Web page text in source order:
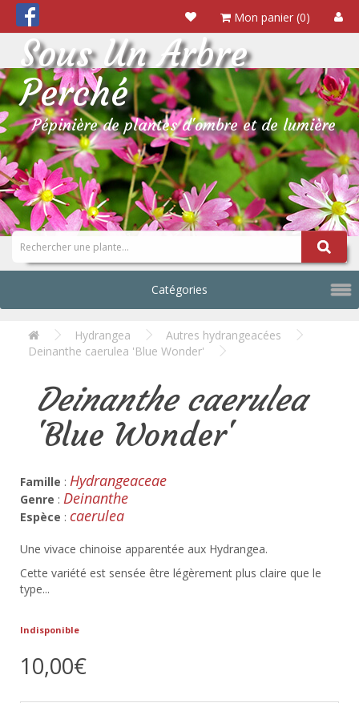
Mon panier (0)
Sous Un Arbre
Perché
Pépinière de plantes d'ombre et de lumière
Catégories
Hydrangea
Autres hydrangeacées
Deinanthe caerulea 'Blue Wonder'
Deinanthe caerulea
'Blue Wonder'
Famille : Hydrangeaceae
Genre : Deinanthe
Espèce : caerulea
Une vivace chinoise apparentée aux Hydrangea.
Cette variété est sensée être légèrement plus claire que le
type...
Indisponible
10,00€